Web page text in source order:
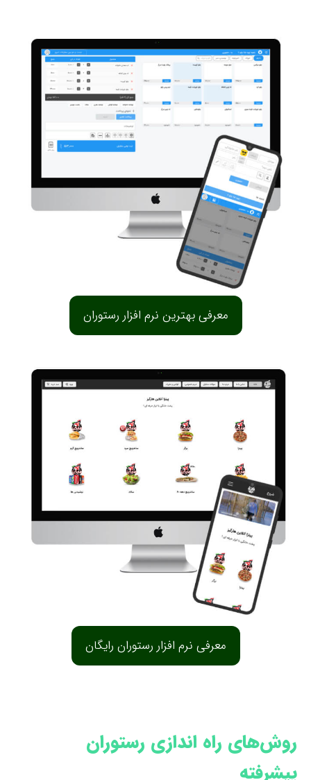
معرفی بهترین نرم افزار رستوران
معرفی نرم افزار رستوران رایگان
روش‌های راه اندازی رستوران
پیشرفته